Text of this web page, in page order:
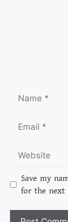
Save my
for the next